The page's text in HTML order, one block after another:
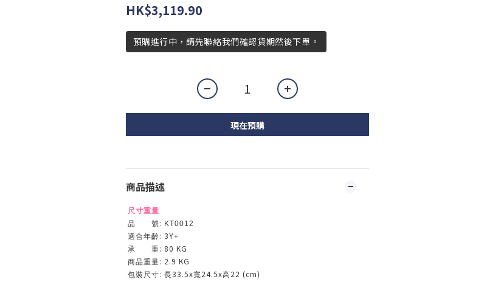
HK$3,119.90
預購進行中，請先聯絡我們確認貨期然後下單。
現在預購
商品描述
尺寸重量
品 號: KT0012
適合年齡: 3Y+
承 重: 80 KG
商品重量: 2.9 KG
包裝尺寸: 長33.5x寬24.5x高22 (cm)